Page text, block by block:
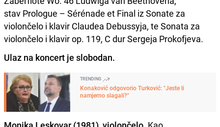
stav Prologue – Sérénade et Final iz Sonate za
violončelo i klavir Claudea Debussyja, te Sonata za
violončelo i klavir op. 119, C dur Sergeja Prokofjeva.
Ulaz na koncert je slobodan.
TRENDING
Konaković odgovorio Turković: "Jeste li
namjerno slagali?"